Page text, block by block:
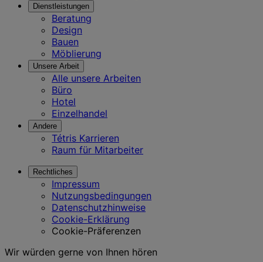
Dienstleistungen
Beratung
Design
Bauen
Möblierung
Unsere Arbeit
Alle unsere Arbeiten
Büro
Hotel
Einzelhandel
Andere
Tétris Karrieren
Raum für Mitarbeiter
Rechtliches
Impressum
Nutzungsbedingungen
Datenschutzhinweise
Cookie-Erklärung
Cookie-Präferenzen
Wir würden gerne von Ihnen hören